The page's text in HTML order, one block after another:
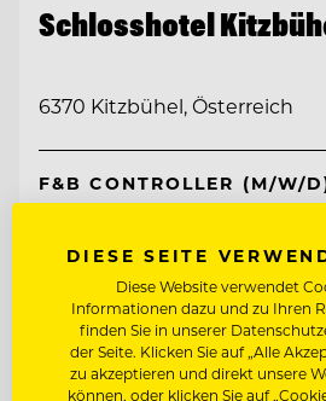
Schlosshotel
6370 Kitzbühel, Österreich
F&B CONTROLLER (M/W/
Entdecke alle Jobs
DIESE SEITE
Diese Website verwendet
Informationen dazu und zu Ihren
finden Sie in unserer
der Seite. Klicken Sie auf „Alle
zu akzeptieren und direkt unsere
können, oder klicken Sie auf